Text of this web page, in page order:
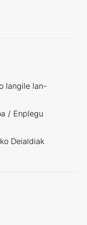
langile lan-
/ Enplegu
Deialdiak